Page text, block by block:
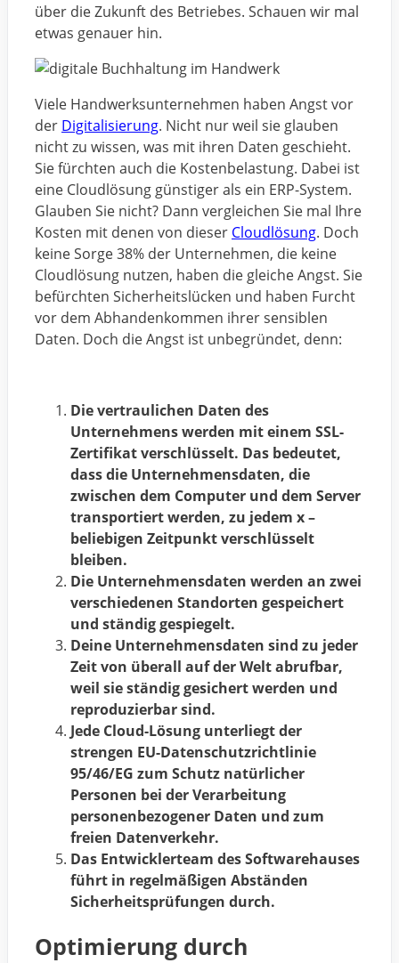
über die Zukunft des Betriebes. Schauen wir mal
etwas genauer hin.
Viele Handwerksunternehmen haben Angst vor
der Digitalisierung. Nicht nur weil sie glauben
nicht zu wissen, was mit ihren Daten geschieht.
Sie fürchten auch die Kostenbelastung. Dabei ist
eine Cloudlösung günstiger als ein ERP-System.
Glauben Sie nicht? Dann vergleichen Sie mal Ihre
Kosten mit denen von dieser Cloudlösung. Doch
keine Sorge 38% der Unternehmen, die keine
Cloudlösung nutzen, haben die gleiche Angst. Sie
befürchten Sicherheitslücken und haben Furcht
vor dem Abhandenkommen ihrer sensiblen
Daten. Doch die Angst ist unbegründet, denn:
Die vertraulichen Daten des
Unternehmens werden mit einem SSL-
Zertifikat verschlüsselt. Das bedeutet,
dass die Unternehmensdaten, die
zwischen dem Computer und dem Server
transportiert werden, zu jedem x –
beliebigen Zeitpunkt verschlüsselt
bleiben.
Die Unternehmensdaten werden an zwei
verschiedenen Standorten gespeichert
und ständig gespiegelt.
Deine Unternehmensdaten sind zu jeder
Zeit von überall auf der Welt abrufbar,
weil sie ständig gesichert werden und
reproduzierbar sind.
Jede Cloud-Lösung unterliegt der
strengen EU-Datenschutzrichtlinie
95/46/EG zum Schutz natürlicher
Personen bei der Verarbeitung
personenbezogener Daten und zum
freien Datenverkehr.
Das Entwicklerteam des Softwarehauses
führt in regelmäßigen Abständen
Sicherheitsprüfungen durch.
Optimierung durch